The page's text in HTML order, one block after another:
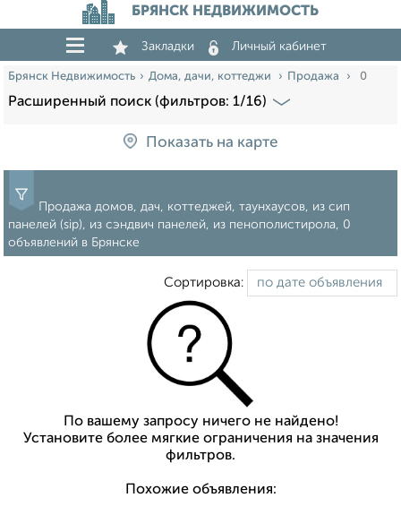
БРЯНСК НЕДВИЖИМОСТЬ
Закладки Личный кабинет
Брянск Недвижимость Дома, дачи, коттеджи Продажа 0
Расширенный поиск (фильтров: 1/16)
Показать на карте
Продажа домов, дач, коттеджей, таунхаусов, из сип
панелей (sip), из сэндвич панелей, из пенополистирола, 0
объявлений в Брянске
Сортировка:
По вашему запросу ничего не найдено!
Установите более мягкие ограничения на значения
фильтров.
Похожие объявления: